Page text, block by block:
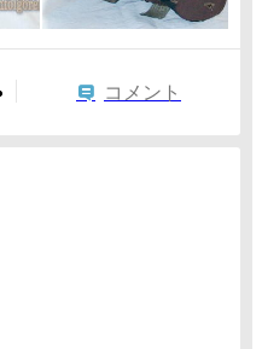
コメント